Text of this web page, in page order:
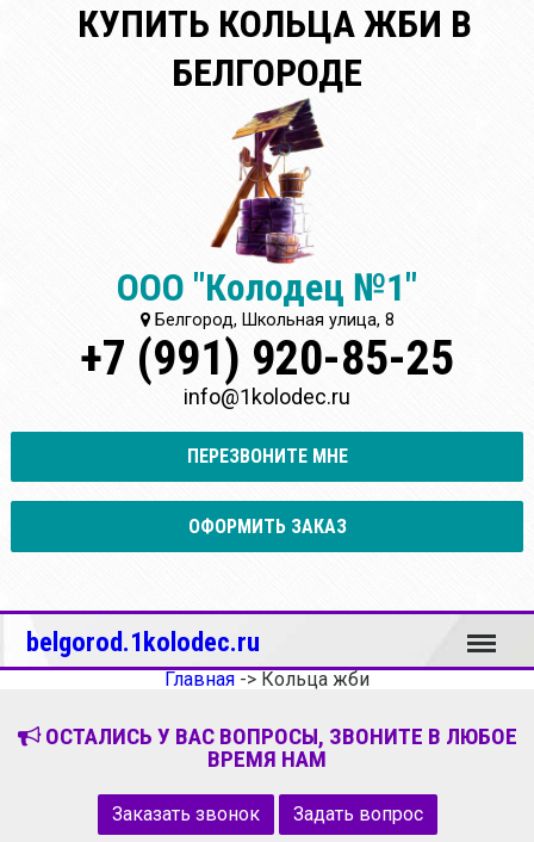
КУПИТЬ КОЛЬЦА ЖБИ В
БЕЛГОРОДЕ
ООО "Колодец №1"
Белгород, Школьная улица, 8
+7 (991) 920-85-25
info@1kolodec.ru
ПЕРЕЗВОНИТЕ МНЕ
ОФОРМИТЬ ЗАКАЗ
belgorod.1kolodec.ru Меню
Главная -> Кольца жби
ОСТАЛИСЬ У ВАС ВОПРОСЫ, ЗВОНИТЕ В ЛЮБОЕ
ВРЕМЯ НАМ
Заказать звонок Задать вопрос